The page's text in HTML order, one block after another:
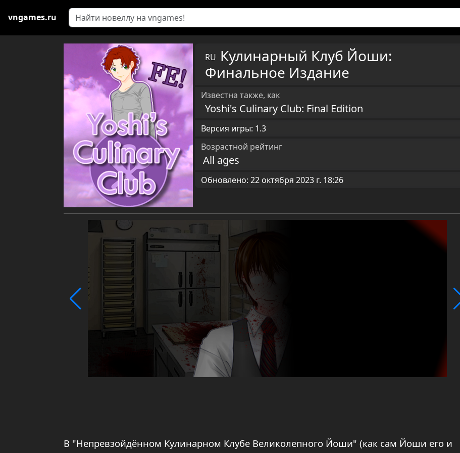
vngames.ru
RU Кулинарный Клуб Йоши:
Финальное Издание
Известна также, как
Yoshi's Culinary Club: Final Edition
Версия игры: 1.3
Возрастной рейтинг
All ages
Обновлено: 22 октября 2023 г. 18:26
В "Непревзойдённом Кулинарном Клубе Великолепного Йоши" (как сам Йоши его и